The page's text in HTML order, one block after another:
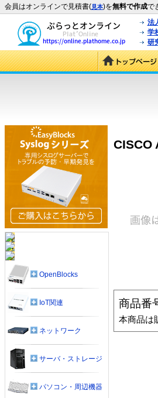
会員はオンラインで見積書(見本)を無料で作成で
法
学
研
CISCO
商品番
本商品は
OpenBlocks
IoT関連
ネットワーク
サーバ・ストレージ
パソコン・周辺機器